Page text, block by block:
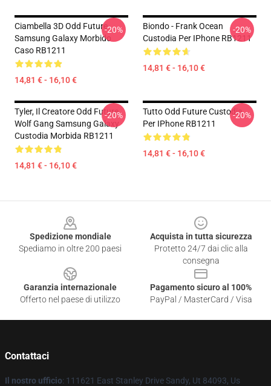
Ciambella 3D Odd Future
Samsung Galaxy Morbido
Caso RB1211
14,81 € - 16,10 €
-20%
Biondo - Frank Ocean
Custodia Per IPhone RB1211
14,81 € - 16,10 €
-20%
Tyler, Il Creatore Odd Future
Wolf Gang Samsung Galaxy
Custodia Morbida RB1211
14,81 € - 16,10 €
-20%
Tutto Odd Future Custodia
Per IPhone RB1211
14,81 € - 16,10 €
-20%
Spedizione mondiale
Spediamo in oltre 200 paesi
Acquista in tutta sicurezza
Protetto 24/7 dai clic alla
consegna
Garanzia internazionale
Offerto nel paese di utilizzo
Pagamento sicuro al 100%
PayPal / MasterCard / Visa
Contattaci
Il nostro ufficio: 111621 East Stanley Drive Sandy, Ut 84093, Us